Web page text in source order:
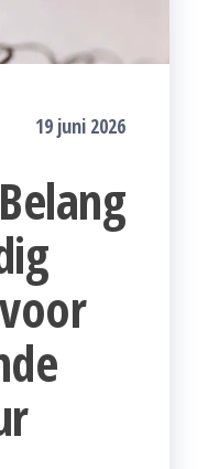
19 juni 2026